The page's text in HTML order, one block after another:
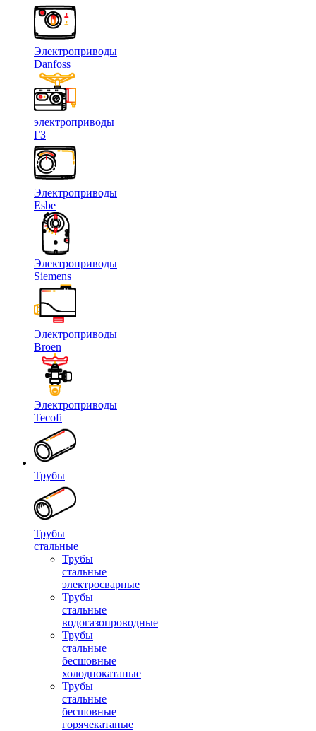
Электроприводы
Danfoss
электроприводы
ГЗ
Электроприводы
Esbe
Электроприводы
Siemens
Электроприводы
Broen
Электроприводы
Tecofi
Трубы
Трубы
стальные
Трубы
стальные
электросварные
Трубы
стальные
водогазопроводные
Трубы
стальные
бесшовные
холоднокатаные
Трубы
стальные
бесшовные
горячекатаные